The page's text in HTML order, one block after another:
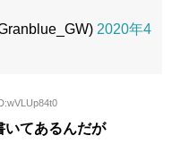
2020年4
いてあるんだが